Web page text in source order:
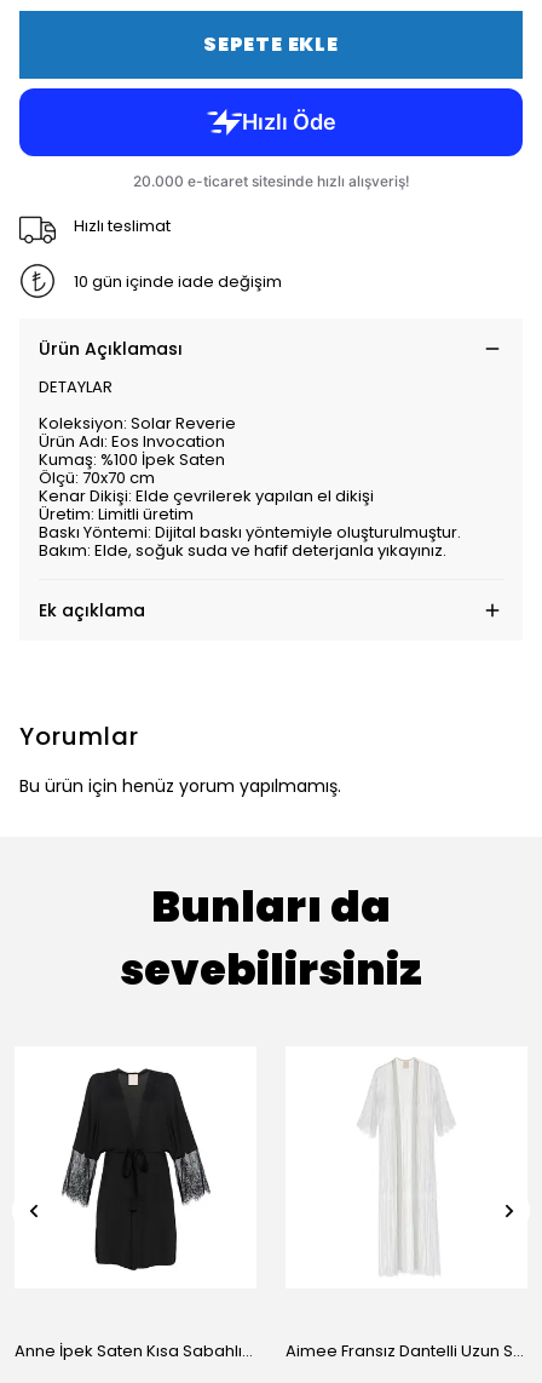
SEPETE EKLE
Hızlı teslimat
10 gün içinde iade değişim
Ürün Açıklaması
DETAYLAR
Koleksiyon: Solar Reverie
Ürün Adı: Eos Invocation
Kumaş: %100 İpek Saten
Ölçü: 70x70 cm
Kenar Dikişi: Elde çevrilerek yapılan el dikişi
Üretim: Limitli üretim
Baskı Yöntemi: Dijital baskı yöntemiyle oluşturulmuştur.
Bakım: Elde, soğuk suda ve hafif deterjanla yıkayınız.
Ek açıklama
Yorumlar
Bu ürün için henüz yorum yapılmamış.
Bunları da
sevebilirsiniz
Anne İpek Saten Kısa Sabahlık - Siyah Aimee Fransız Dantelli Uzun Sabahlık - Siyah